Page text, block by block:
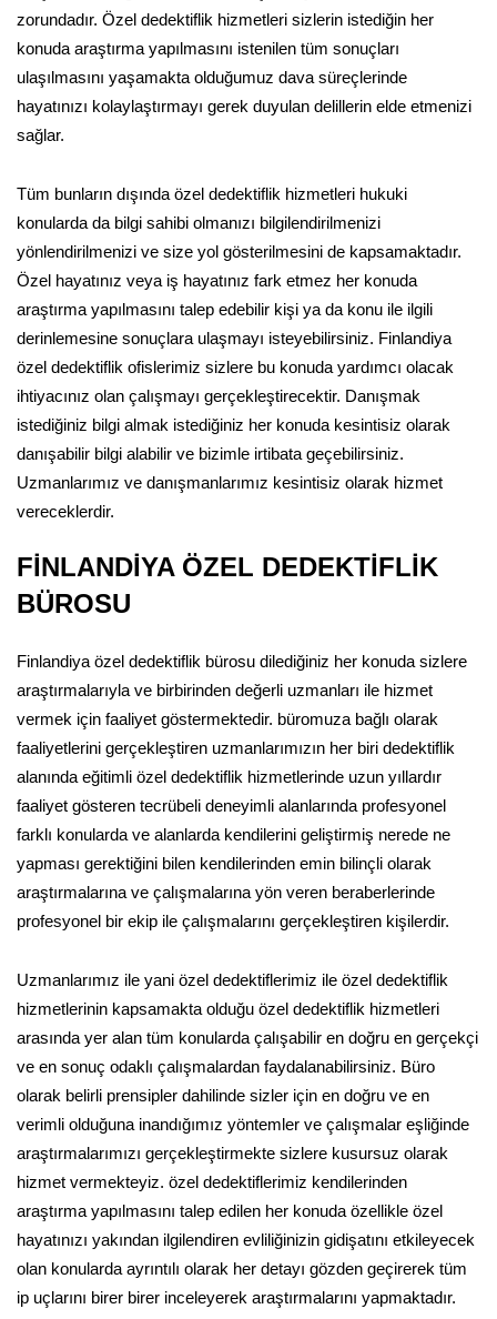
zorundadır. Özel dedektiflik hizmetleri sizlerin istediğin her
konuda araştırma yapılmasını istenilen tüm sonuçları
ulaşılmasını yaşamakta olduğumuz dava süreçlerinde
hayatınızı kolaylaştırmayı gerek duyulan delillerin elde etmenizi
sağlar.
Tüm bunların dışında özel dedektiflik hizmetleri hukuki
konularda da bilgi sahibi olmanızı bilgilendirilmenizi
yönlendirilmenizi ve size yol gösterilmesini de kapsamaktadır.
Özel hayatınız veya iş hayatınız fark etmez her konuda
araştırma yapılmasını talep edebilir kişi ya da konu ile ilgili
derinlemesine sonuçlara ulaşmayı isteyebilirsiniz. Finlandiya
özel dedektiflik ofislerimiz sizlere bu konuda yardımcı olacak
ihtiyacınız olan çalışmayı gerçekleştirecektir. Danışmak
istediğiniz bilgi almak istediğiniz her konuda kesintisiz olarak
danışabilir bilgi alabilir ve bizimle irtibata geçebilirsiniz.
Uzmanlarımız ve danışmanlarımız kesintisiz olarak hizmet
vereceklerdir.
FİNLANDİYA ÖZEL DEDEKTİFLİK
BÜROSU
Finlandiya özel dedektiflik bürosu dilediğiniz her konuda sizlere
araştırmalarıyla ve birbirinden değerli uzmanları ile hizmet
vermek için faaliyet göstermektedir. büromuza bağlı olarak
faaliyetlerini gerçekleştiren uzmanlarımızın her biri dedektiflik
alanında eğitimli özel dedektiflik hizmetlerinde uzun yıllardır
faaliyet gösteren tecrübeli deneyimli alanlarında profesyonel
farklı konularda ve alanlarda kendilerini geliştirmiş nerede ne
yapması gerektiğini bilen kendilerinden emin bilinçli olarak
araştırmalarına ve çalışmalarına yön veren beraberlerinde
profesyonel bir ekip ile çalışmalarını gerçekleştiren kişilerdir.
Uzmanlarımız ile yani özel dedektiflerimiz ile özel dedektiflik
hizmetlerinin kapsamakta olduğu özel dedektiflik hizmetleri
arasında yer alan tüm konularda çalışabilir en doğru en gerçekçi
ve en sonuç odaklı çalışmalardan faydalanabilirsiniz. Büro
olarak belirli prensipler dahilinde sizler için en doğru ve en
verimli olduğuna inandığımız yöntemler ve çalışmalar eşliğinde
araştırmalarımızı gerçekleştirmekte sizlere kusursuz olarak
hizmet vermekteyiz. özel dedektiflerimiz kendilerinden
araştırma yapılmasını talep edilen her konuda özellikle özel
hayatınızı yakından ilgilendiren evliliğinizin gidişatını etkileyecek
olan konularda ayrıntılı olarak her detayı gözden geçirerek tüm
ip uçlarını birer birer inceleyerek araştırmalarını yapmaktadır.